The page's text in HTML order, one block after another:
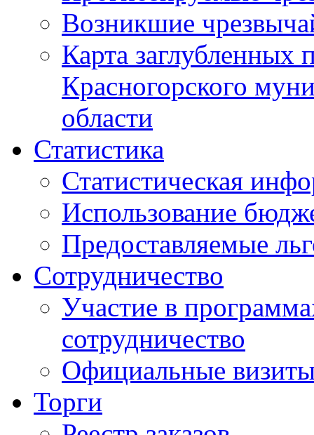
Возникшие
Карта
Красногорского
области
Статистика
Статистическая
Использование
Предоставляемые
Сотрудничество
Участие в
сотрудничество
Официальные
Торги